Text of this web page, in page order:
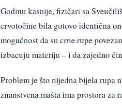
Godinu kasnije, fizičari sa
crvotočine bila gotovo identična
mogućnost da su crne rupe
izbacuju materiju – i da zajedno
Problem je što nijedna bijela rupa
znanstvena mašta ima prostora za